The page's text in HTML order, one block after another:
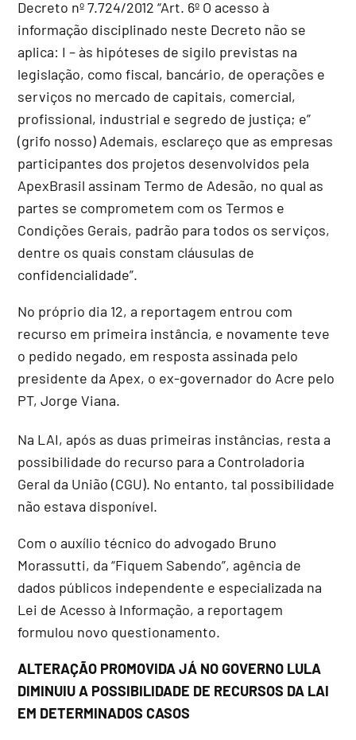
Decreto nº 7.724/2012 “Art. 6º O acesso à
informação disciplinado neste Decreto não se
aplica: I – às hipóteses de sigilo previstas na
legislação, como fiscal, bancário, de operações e
serviços no mercado de capitais, comercial,
profissional, industrial e segredo de justiça; e”
(grifo nosso) Ademais, esclareço que as empresas
participantes dos projetos desenvolvidos pela
ApexBrasil assinam Termo de Adesão, no qual as
partes se comprometem com os Termos e
Condições Gerais, padrão para todos os serviços,
dentre os quais constam cláusulas de
confidencialidade”.
No próprio dia 12, a reportagem entrou com
recurso em primeira instância, e novamente teve
o pedido negado, em resposta assinada pelo
presidente da Apex, o ex-governador do Acre pelo
PT, Jorge Viana.
Na LAI, após as duas primeiras instâncias, resta a
possibilidade do recurso para a Controladoria
Geral da União (CGU). No entanto, tal possibilidade
não estava disponível.
Com o auxílio técnico do advogado Bruno
Morassutti, da “Fiquem Sabendo”, agência de
dados públicos independente e especializada na
Lei de Acesso à Informação, a reportagem
formulou novo questionamento.
ALTERAÇÃO PROMOVIDA JÁ NO GOVERNO LULA
DIMINUIU A POSSIBILIDADE DE RECURSOS DA LAI
EM DETERMINADOS CASOS